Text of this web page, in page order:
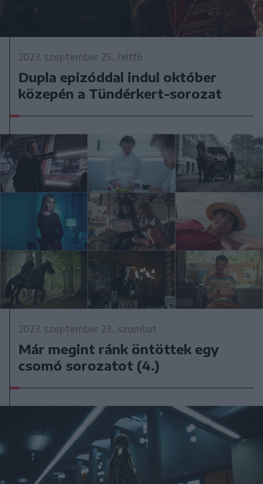
2023. szeptember 25., hétfő
Dupla epizóddal indul október
közepén a Tündérkert-sorozat
2023. szeptember 23., szombat
Már megint ránk öntöttek egy
csomó sorozatot (4.)